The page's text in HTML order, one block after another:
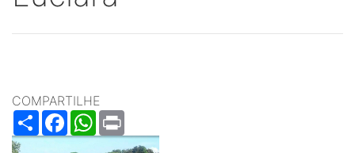
COMPARTILHE
ShareFacebookWhatsApp